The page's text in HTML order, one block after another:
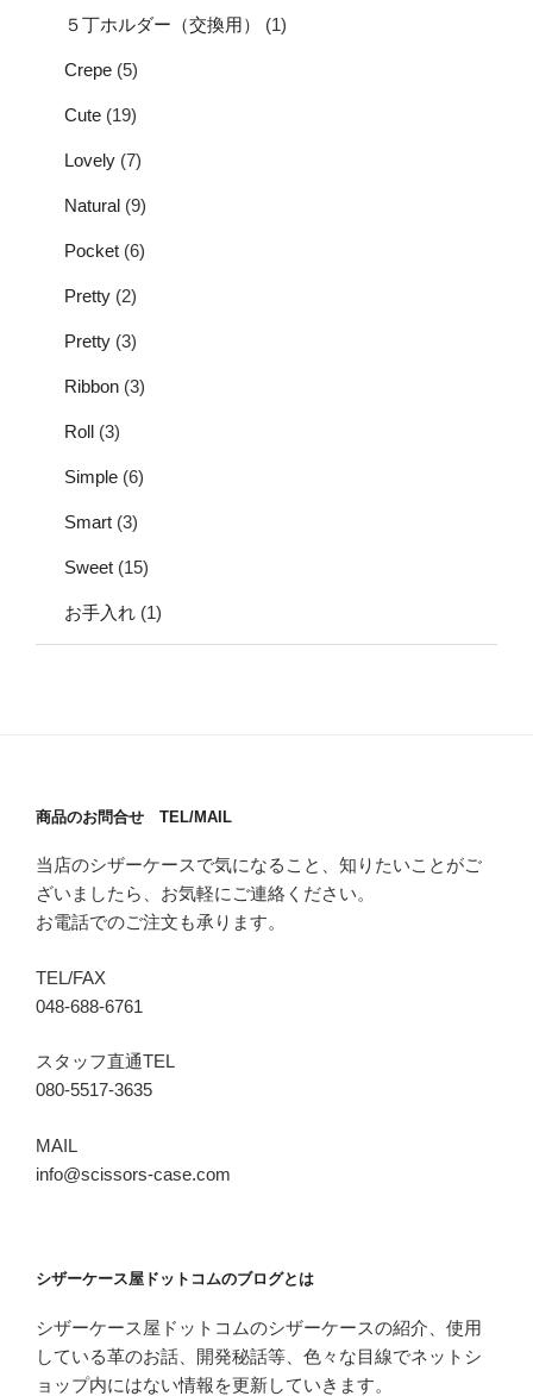
５丁ホルダー（交換用）
(1)
Crepe (5)
Cute (19)
Lovely (7)
Natural (9)
Pocket (6)
Pretty (2)
Pretty (3)
Ribbon (3)
Roll (3)
Simple (6)
Smart (3)
Sweet (15)
お手入れ (1)
商品のお問合せ TEL/MAIL
当店のシザーケースで気になること、知りたいことがご
ざいましたら、お気軽にご連絡ください。
お電話でのご注文も承ります。
TEL/FAX
048-688-6761
スタッフ直通TEL
080-5517-3635
MAIL
info@scissors-case.com
シザーケース屋ドットコムのブログとは
シザーケース屋ドットコムのシザーケースの紹介、使用
している革のお話、開発秘話等、色々な目線でネットシ
ョップ内にはない情報を更新していきます。